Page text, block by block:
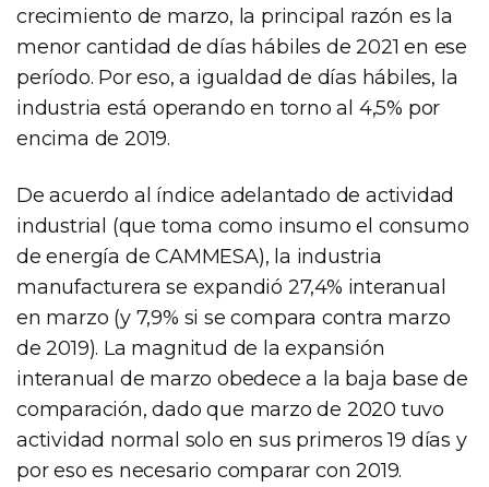
crecimiento de marzo, la principal razón es la
menor cantidad de días hábiles de 2021 en ese
período. Por eso, a igualdad de días hábiles, la
industria está operando en torno al 4,5% por
encima de 2019.
De acuerdo al índice adelantado de actividad
industrial (que toma como insumo el consumo
de energía de CAMMESA), la industria
manufacturera se expandió 27,4% interanual
en marzo (y 7,9% si se compara contra marzo
de 2019). La magnitud de la expansión
interanual de marzo obedece a la baja base de
comparación, dado que marzo de 2020 tuvo
actividad normal solo en sus primeros 19 días y
por eso es necesario comparar con 2019.